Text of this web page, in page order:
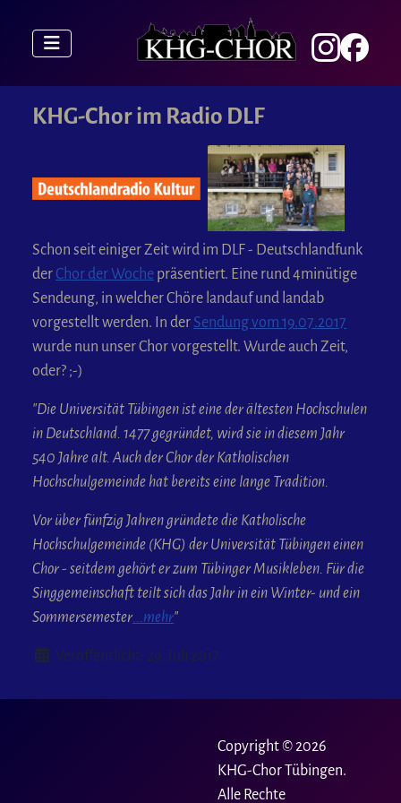
KHG-Chor im Radio DLF
Schon seit einiger Zeit wird im DLF - Deutschlandfunk
der Chor der Woche präsentiert. Eine rund 4minütige
Sendeung, in welcher Chöre landauf und landab
vorgestellt werden. In der Sendung vom 19.07.2017
wurde nun unser Chor vorgestellt. Wurde auch Zeit,
oder? ;-)
"Die Universität Tübingen ist eine der ältesten Hochschulen
in Deutschland. 1477 gegründet, wird sie in diesem Jahr
540 Jahre alt. Auch der Chor der Katholischen
Hochschulgemeinde hat bereits eine lange Tradition.
Vor über fünfzig Jahren gründete die Katholische
Hochschulgemeinde (KHG) der Universität Tübingen einen
Chor - seitdem gehört er zum Tübinger Musikleben. Für die
Singgemeinschaft teilt sich das Jahr in ein Winter- und ein
Sommersemester...mehr"
DetailsVeröffentlicht: 29. Juli 2017
Copyright © 2026
KHG-Chor Tübingen.
Alle Rechte